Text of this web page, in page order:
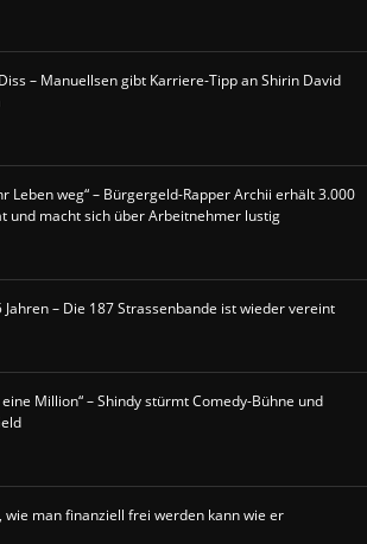
– Manuellsen gibt Karriere-Tipp an Shirin David
Leben weg“ – Bürgergeld-Rapper Archii erhält 3.000
und macht sich über Arbeitnehmer lustig
Jahren – Die 187 Strassenbande ist wieder vereint
Million“ – Shindy stürmt Comedy-Bühne und
wie man finanziell frei werden kann wie er